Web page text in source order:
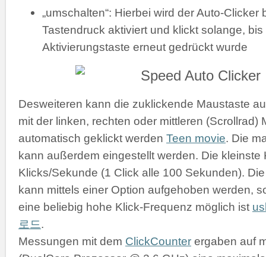
„umschalten“: Hierbei wird der Auto-Clicker
Tastendruck aktiviert und klickt solange, bis
Aktivierungstaste erneut gedrückt wurde
Desweiteren kann die zuklickende Maustaste
mit der linken, rechten oder mittleren (Scrollrad)
automatisch geklickt werden Teen movie. Die
kann außerdem eingestellt werden. Die kleinste
Klicks/Sekunde (1 Click alle 100 Sekunden).
kann mittels einer Option aufgehoben werden,
eine beliebig hohe Klick-Frequenz möglich ist
로드.
Messungen mit dem ClickCounter ergaben auf